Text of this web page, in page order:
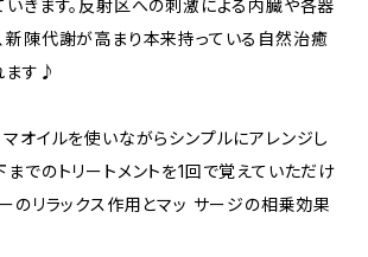
いきます。反射区への刺激による内臓や各器
新陳代謝が高まり本来持っている自然治癒
ます♪
オイルを使いながらシンプルにアレンジし
でのトリートメントを1回で覚えていただけ
のリラックス作用とマッ サージの相乗効果